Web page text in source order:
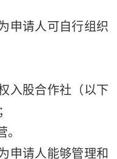
申请人可自行组织
入股合作社（以下
申请人能够管理和